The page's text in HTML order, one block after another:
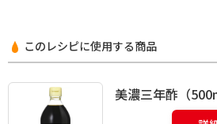
このレシピに使用する商品
美濃三年酢（